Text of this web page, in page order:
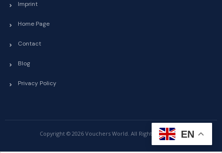
Imprint
Home Page
Contact
Blog
Privacy Policy
Copyright © 2026 Vouchers World. All Rights Reserved.EN